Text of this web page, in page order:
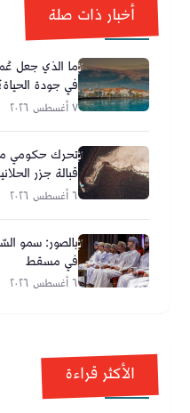
أخبار ذات صلة
ما الذي جعل
في جودة
٧ أغسطس ٢٠٢٦
تحرك حكومي
قبالة جزر
٦ أغسطس ٢٠٢٦
بالصور: سمو
في مسقط
٦ أغسطس ٢٠٢٦
الأكثر قراءة